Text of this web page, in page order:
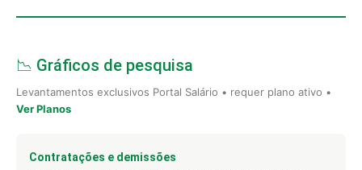
📉 Gráficos de pesquisa
Levantamentos exclusivos Portal Salário • requer plano ativo •
Ver Planos
Contratações e demissões